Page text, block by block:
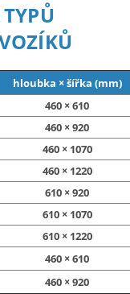
hloubka × šířka (mm)
460 × 610
460 × 920
460 × 1070
460 × 1220
610 × 920
610 × 1070
610 × 1220
460 × 610
460 × 920